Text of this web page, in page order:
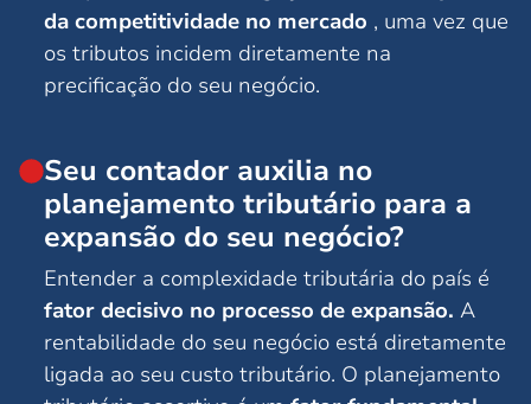
da competitividade no mercado , uma vez que
os tributos incidem diretamente na
precificação do seu negócio.
Seu contador auxilia no
planejamento tributário para a
expansão do seu negócio?
Entender a complexidade tributária do país é
fator decisivo no processo de expansão. A
rentabilidade do seu negócio está diretamente
ligada ao seu custo tributário. O planejamento